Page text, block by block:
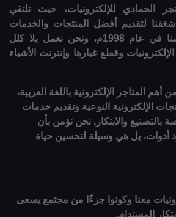
الحمادي للإلكترونيات، حيث تلتقي
شغفنا لتقديم أفضل المنتجات والخدمات
الإلكترونية. منذ تأسيسنا في عام 1998م، ونحن نعمل بلا كلل
وقطع غيارها وإنترنت الأشياء
المتاجر الإلكترونية باللغة العربية،
الإلكترونية النوعية وتقديم خدمات
بالتصنيع والابتكار. نحن نؤمن بأن
أدوات، بل هي وسيلة لتحسين حياة
معنا وكونوا جزءًا من مجتمع يسعى
المستدام.